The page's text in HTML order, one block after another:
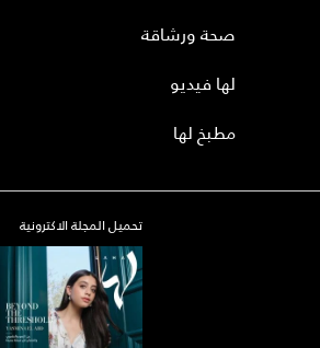
صحة ورشاقة
لها فيديو
مطبخ لها
تحميل المجلة الاكترونية